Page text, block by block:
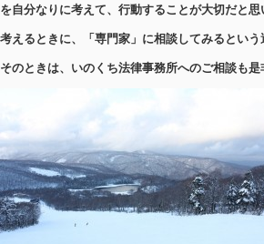
を自分なりに考えて、行動することが大切だと思
考えるときに、「専門家」に相談してみるという
そのときは、いのくち法律事務所へのご相談も是